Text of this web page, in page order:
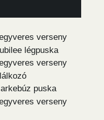
verseny
légpuska
verseny
puska
verseny